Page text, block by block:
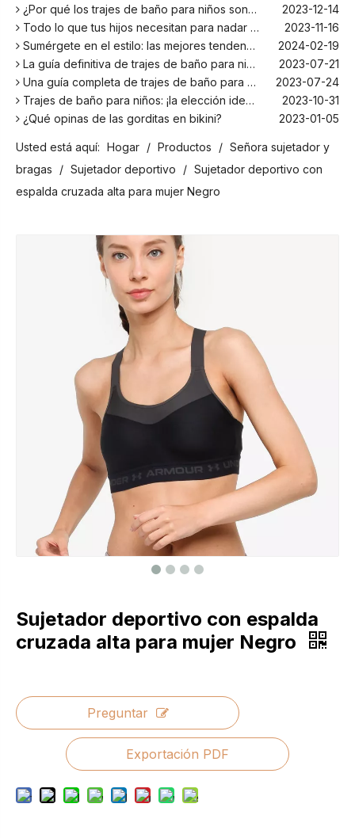
¿Por qué los trajes de baño para niños son más cómodos con elastano?
2023-12-14
Todo lo que tus hijos necesitan para nadar este verano
2023-11-16
Sumérgete en el estilo: las mejores tendencias en trajes de baño para niños de la temporada
2024-02-19
La guía definitiva de trajes de baño para niños: comodidad, diseño y seguridad
2023-07-21
Una guía completa de trajes de baño para niños: comodidad, estilo y seguridad para divertirse bajo el sol
2023-07-24
Trajes de baño para niños: ¡la elección ideal para tus hijos!
2023-10-31
¿Qué opinas de las gorditas en bikini?
2023-01-05
¡El principal fabricante de trajes de baño en Bali!
2024-02-22
¡Date un chapuzón con los trajes de baño para niños más populares de la temporada!
2024-02-02
Como cualquier otro traje, el bañador infantil: un espacio agradable para relajarse en la playa
Todo lo que tus hijos necesitan para nadar este verano
Sumérgete en el estilo: las mejores tendencias en trajes de baño para niños de la temporada
La guía definitiva de trajes de baño para niños: comodidad, diseño y seguridad
Una guía completa de trajes de baño para niños: comodidad, estilo y seguridad para divertirse bajo el sol
Usted está aquí: Hogar / Productos / Señora sujetador y
bragas
/ Sujetador deportivo / Sujetador deportivo con
espalda cruzada alta para mujer Negro
Sujetador deportivo con espalda
cruzada alta para mujer Negro
Preguntar
Exportación PDF